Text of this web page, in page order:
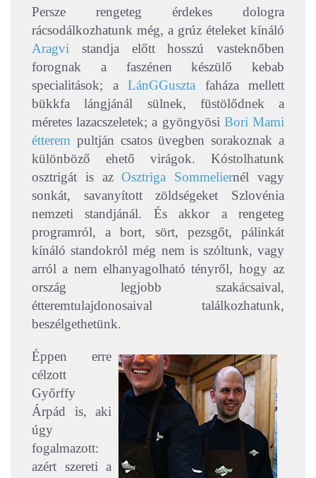
Persze rengeteg érdekes dologra
rácsodálkozhatunk még, a grúz ételeket kínáló
Aragvi standja előtt hosszú vasteknőben
forognak a faszénen készülő kebab
specialitások; a LánGGuszta faháza mellett
bükkfa lángjánál sülnek, füstölődnek a
méretes lazacszeletek; a gyöngyösi Bori Mami
étterem pultján csatos üvegben sorakoznak a
különböző ehető virágok. Kóstolhatunk
osztrigát is azOsztriga Sommeliernél vagy
sonkát, savanyított zöldségeket Szlovénia
nemzeti standjánál. És akkor a rengeteg
programról, a bort, sört, pezsgőt, pálinkát
kínáló standokról még nem is szóltunk, vagy
arról a nem elhanyagolható tényről, hogy az
ország legjobb szakácsaival,
étteremtulajdonosaival találkozhatunk,
beszélgethetünk.
Éppen erre
célzott
Győrffy
Árpád is, aki
úgy
fogalmazott:
azért szereti a